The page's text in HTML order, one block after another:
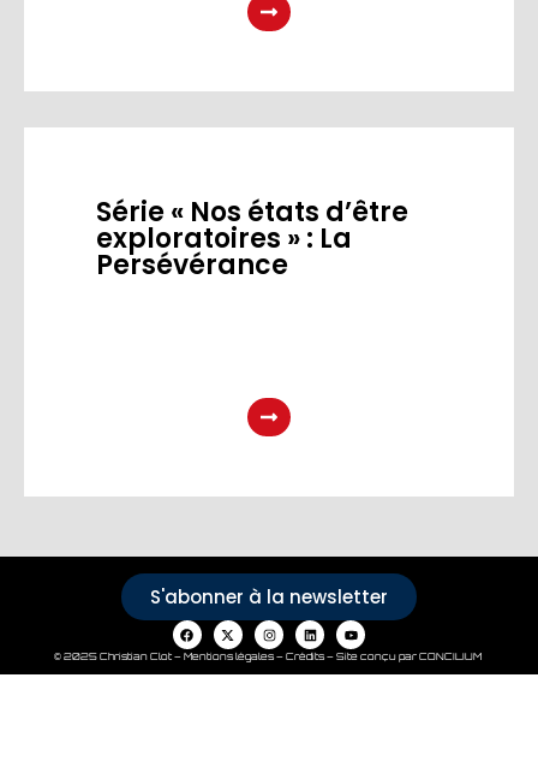
Série « Nos états d’être
exploratoires » : La
Persévérance
S'abonner à la newsletter
© 2025 Christian Clot – Mentions légales – Crédits– Site conçu par CONCILIUM